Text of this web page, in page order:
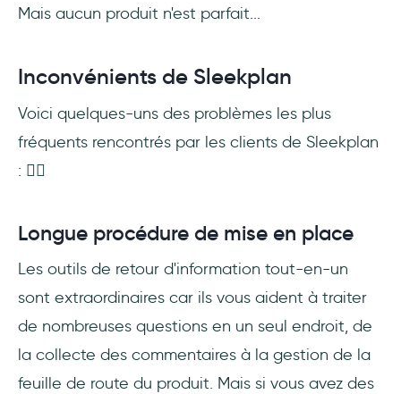
Mais aucun produit n'est parfait...
Inconvénients de Sleekplan
Voici quelques-uns des problèmes les plus
fréquents rencontrés par les clients de Sleekplan
: 👇🏻
Longue procédure de mise en place
Les outils de retour d'information tout-en-un
sont extraordinaires car ils vous aident à traiter
de nombreuses questions en un seul endroit, de
la collecte des commentaires à la gestion de la
feuille de route du produit. Mais si vous avez des